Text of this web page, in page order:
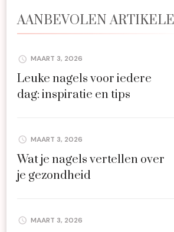
AANBEVOLEN
MAART 3, 2026
Leuke nagels voor iedere
dag: inspiratie en tips
MAART 3, 2026
Wat je nagels vertellen over
je gezondheid
MAART 3, 2026